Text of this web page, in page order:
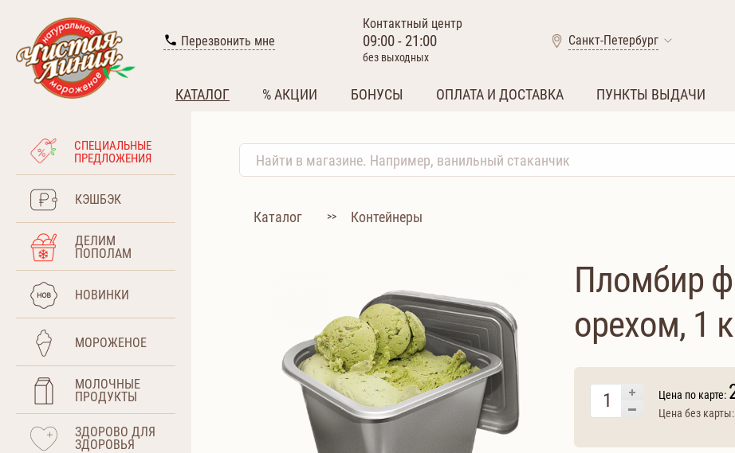
Перезвонить мне
Контактный центр
09:00 - 21:00
без выходных
Санкт-Петербург
КАТАЛОГ % АКЦИИ БОНУСЫ ОПЛАТА И ДОСТАВКА ПУНКТЫ ВЫДАЧИ
СПЕЦИАЛЬНЫЕ
ПРЕДЛОЖЕНИЯ
КЭШБЭК
ДЕЛИМ
ПОПОЛАМ
НОВИНКИ
МОРОЖЕНОЕ
МОЛОЧНЫЕ
ПРОДУКТЫ
ЗДОРОВО ДЛЯ
ЗДОРОВЬЯ
Каталог >> Контейнеры
Пломбир
орехом, 1
Цена по карте:
Цена без карты: